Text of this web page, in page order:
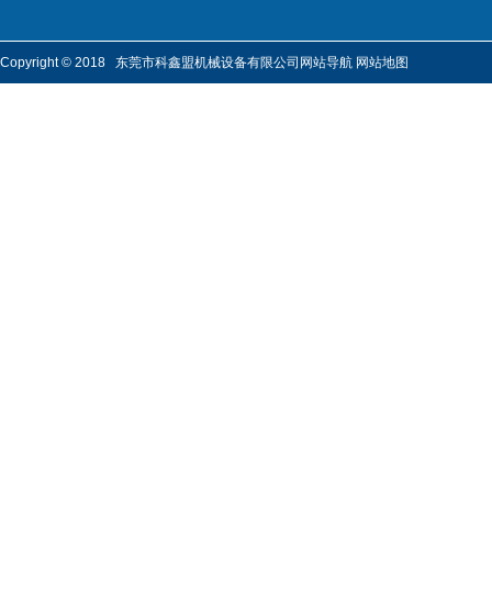
Copyright © 2018 东莞市科鑫盟机械设备有限公司 网站导航 网站地图